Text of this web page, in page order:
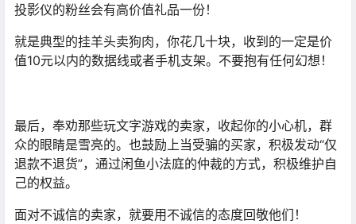
投影仪的粉丝会有高价值礼品一份！
就是典型的挂羊头卖狗肉，你花几十块，收到的一定是价
值10元以内的数据线或者手机支架。不要抱有任何幻想！
最后，奉劝那些玩文字游戏的卖家，收起你的小心机，群
众的眼睛是雪亮的。也鼓励上当受骗的买家，积极发动“仅
退款不退货”，通过闲鱼小法庭的仲裁的方式，积极维护自
己的权益。
面对不诚信的卖家，就要用不诚信的态度回敬他们！